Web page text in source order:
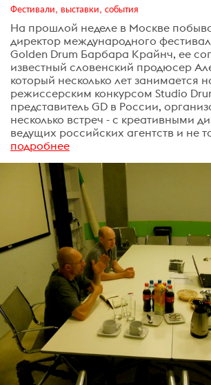
Фестивали, выставки, события
На прошлой неделе в Москве
директор международного
Golden Drum Барбара Крайнч, ее
известный словенский продюсер
который несколько лет занимается
режиссерским конкурсом Studio
представитель GD в России,
несколько встреч - с креативными
ведущих российских агентств и не
подробнее